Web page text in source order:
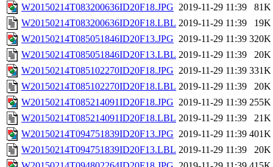
W20150214T083200636ID20F18.JPG 2019-11-29 11:39
81K
W20150214T083200636ID20F18.LBL 2019-11-29 11:39
19K
W20150214T085051846ID20F13.JPG 2019-11-29 11:39 320K
W20150214T085051846ID20F13.LBL 2019-11-29 11:39
20K
W20150214T085102270ID20F18.JPG 2019-11-29 11:39 331K
W20150214T085102270ID20F18.LBL 2019-11-29 11:39
20K
W20150214T085214091ID20F18.JPG 2019-11-29 11:39 255K
W20150214T085214091ID20F18.LBL 2019-11-29 11:39
21K
W20150214T094751839ID20F13.JPG 2019-11-29 11:39 401K
W20150214T094751839ID20F13.LBL 2019-11-29 11:39
20K